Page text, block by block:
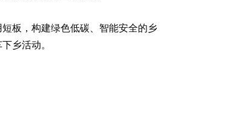
板，构建绿色低碳、智能安全的乡
乡活动。